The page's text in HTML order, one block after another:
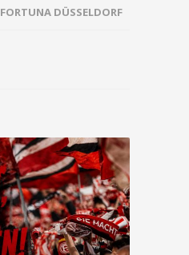
FORTUNA DÜSSELDORF